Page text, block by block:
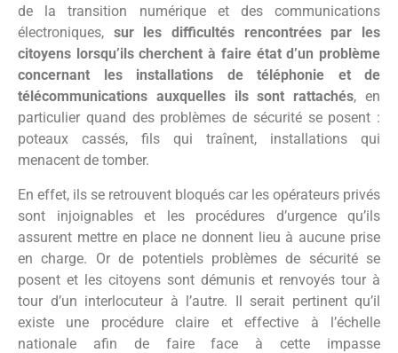
de la transition numérique et des communications
électroniques, sur les difficultés rencontrées par les
citoyens lorsqu’ils cherchent à faire état d’un problème
concernant les installations de téléphonie et de
télécommunications auxquelles ils sont rattachés, en
particulier quand des problèmes de sécurité se posent :
poteaux cassés, fils qui traînent, installations qui
menacent de tomber.
En effet, ils se retrouvent bloqués car les opérateurs privés
sont injoignables et les procédures d’urgence qu’ils
assurent mettre en place ne donnent lieu à aucune prise
en charge. Or de potentiels problèmes de sécurité se
posent et les citoyens sont démunis et renvoyés tour à
tour d’un interlocuteur à l’autre. Il serait pertinent qu’il
existe une procédure claire et effective à l’échelle
nationale afin de faire face à cette impasse